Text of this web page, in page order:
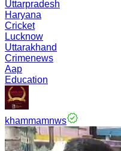
Uttarpradesh
Haryana
Cricket
Lucknow
Uttarakhand
Crimenews
Aap
Education
khammamnws